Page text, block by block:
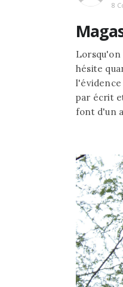
8
Lorsqu'on
hésite
par écrit
font d'un